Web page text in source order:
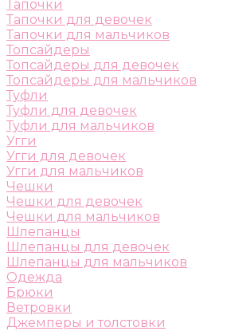
Тапочки
Тапочки для девочек
Тапочки для мальчиков
Топсайдеры
Топсайдеры для девочек
Топсайдеры для мальчиков
Туфли
Туфли для девочек
Туфли для мальчиков
Угги
Угги для девочек
Угги для мальчиков
Чешки
Чешки для девочек
Чешки для мальчиков
Шлепанцы
Шлепанцы для девочек
Шлепанцы для мальчиков
Одежда
Брюки
Ветровки
Джемперы и толстовки